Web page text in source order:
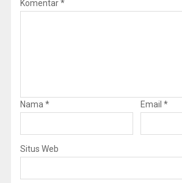
Komentar*
Nama * Email *
Situs Web